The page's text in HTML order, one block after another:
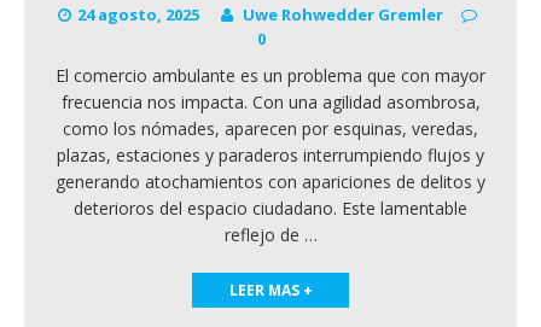
24 agosto, 2025
Uwe Rohwedder Gremler
0
El comercio ambulante es un problema que con mayor
frecuencia nos impacta. Con una agilidad asombrosa,
como los nómades, aparecen por esquinas, veredas,
plazas, estaciones y paraderos interrumpiendo flujos y
generando atochamientos con apariciones de delitos y
deterioros del espacio ciudadano. Este lamentable
reflejo de …
LEER MAS +